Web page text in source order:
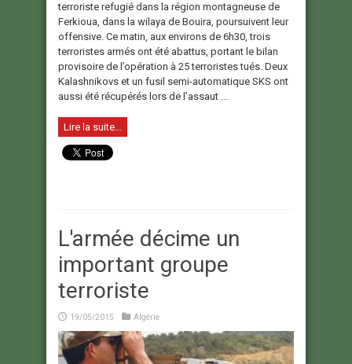
terroriste refugié dans la région montagneuse de
Ferkioua, dans la wilaya de Bouira, poursuivent leur
offensive. Ce matin, aux environs de 6h30, trois
terroristes armés ont été abattus, portant le bilan
provisoire de l’opération à 25 terroristes tués. Deux
Kalashnikovs et un fusil semi-automatique SKS ont
aussi été récupérés lors de l’assaut ...
Lire la suite...
L'armée décime un
important groupe
terroriste
19/05/2015 Algérie